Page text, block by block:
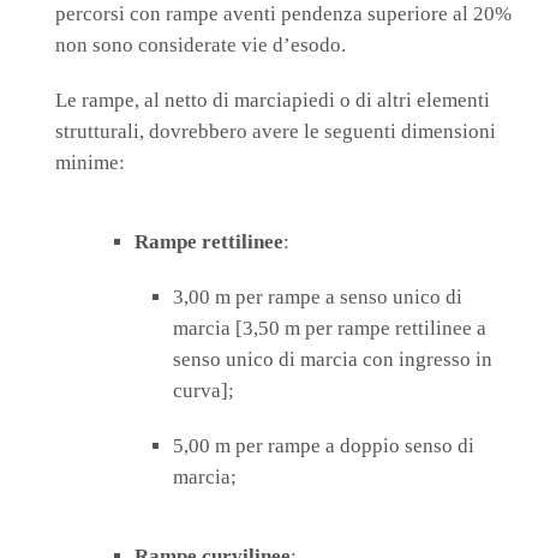
percorsi con rampe aventi pendenza superiore al 20%
non sono considerate vie d’esodo.
Le rampe, al netto di marciapiedi o di altri elementi
strutturali, dovrebbero avere le seguenti dimensioni
minime:
Rampe rettilinee:
3,00 m per rampe a senso unico di
marcia [3,50 m per rampe rettilinee a
senso unico di marcia con ingresso in
curva];
5,00 m per rampe a doppio senso di
marcia;